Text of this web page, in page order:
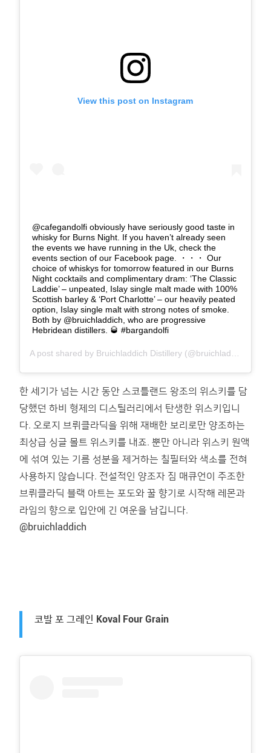
View this post on Instagram
@cafegandolfi obviously have seriously good taste in
whisky for Burns Night. If you haven’t already seen
the events we have running in the Uk, check the
events section of our Facebook page. ・・・ Our
choice of whiskys for tomorrow featured in our Burns
Night cocktails and complimentary dram: ‘The Classic
Laddie’ – unpeated, Islay single malt made with 100%
Scottish barley & ‘Port Charlotte’ – our heavily peated
option, Islay single malt with strong notes of smoke.
Both by @bruichladdich, who are progressive
Hebridean distillers. 🥃 #bargandolfi
A post shared by Bruichladdich Distillery (@bruichladdich) on
한 세기가 넘는 시간 동안 스코틀랜드 왕조의 위스키를 담
당했던 하비 형제의 디스틸러리에서 탄생한 위스키입니
다. 오로지 브뤼클라딕을 위해 재배한 보리로만 양조하는
최상급 싱글 몰트 위스키를 내죠. 뿐만 아니라 위스키 원액
에 섞여 있는 기름 성분을 제거하는 칠필터와 색소를 전혀
사용하지 않습니다. 전설적인 양조자 짐 매큐언이 주조한
브뤼클라딕 블랙 아트는 포도와 꿀 향기로 시작해 레몬과
라임의 향으로 입안에 긴 여운을 남깁니다.
@bruichladdich
코발 포 그레인 Koval Four Grain